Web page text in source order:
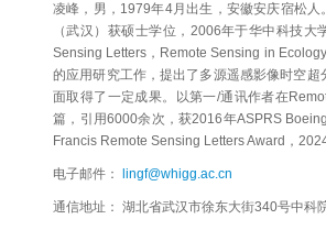
凌峰，男，1979年4月出生，安徽安庆宿松
（武汉）获硕士学位，2006年于华中科技
Sensing Letters，Remote Sensing in
的应用研究工作，提出了多源遥感影像时空
面取得了一定成果。以第一/通讯作者在
篇，引用6000余次，获2016年ASPRS
Francis Remote Sensing Letters Award，
电子邮件： lingf@whigg.ac.cn
通信地址： 湖北省武汉市徐东大街340号中科